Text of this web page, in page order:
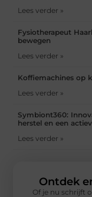
Lees verder »
Fysiotherapeut
bewegen
Lees verder »
Koffiemachines op
Lees verder »
Symbiont360:
herstel en een
Lees verder »
Ontdek
Of je nu schrijft